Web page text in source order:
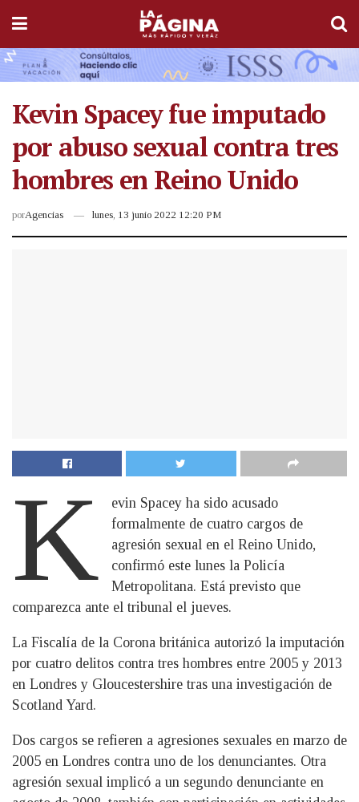
Kevin Spacey fue imputado
por abuso sexual contra tres
hombres en Reino Unido
porAgencias lunes, 13 junio 2022 12:20 PM
K
evin Spacey ha sido acusado
formalmente de cuatro cargos de
agresión sexual en el Reino Unido,
confirmó este lunes la Policía
Metropolitana. Está previsto que
comparezca ante el tribunal el jueves.
La Fiscalía de la Corona británica autorizó la imputación
por cuatro delitos contra tres hombres entre 2005 y 2013
en Londres y Gloucestershire tras una investigación de
Scotland Yard.
Dos cargos se refieren a agresiones sexuales en marzo de
2005 en Londres contra uno de los denunciantes. Otra
agresión sexual implicó a un segundo denunciante en